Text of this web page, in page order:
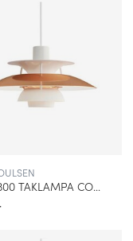
PH 5 Ø300 TAKLAMPA COPPER